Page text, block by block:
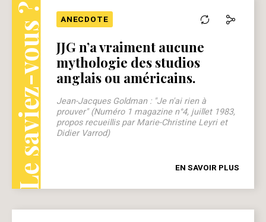
Le saviez-vous ? ANECDOTE
JJG n’a vraiment aucune
mythologie des studios
anglais ou américains.
Jean-Jacques Goldman : "Je n'ai rien à
prouver" (Numéro 1 magazine n°4, juillet 1983,
propos recueillis par Marie-Christine Leyri et
Didier Varrod)
EN SAVOIR PLUS